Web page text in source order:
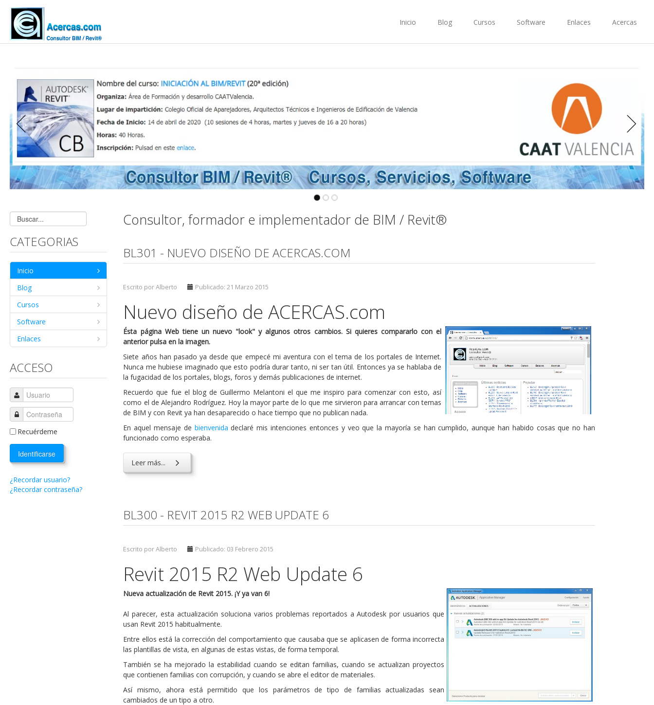
Inicio Blog Cursos Software Enlaces Acercas
CATEGORIAS
Inicio
Blog
Cursos
Software
Enlaces
ACCESO
Recuérdeme
Identificarse
¿Recordar usuario?
¿Recordar contraseña?
Consultor, formador e implementador de BIM / Revit®
BL301 - NUEVO DISEÑO DE ACERCAS.COM
Escrito por Alberto Publicado: 21 Marzo 2015
Nuevo diseño de ACERCAS.com
Ésta página Web tiene un nuevo "look" y algunos otros cambios. Si quieres compararlo con el
anterior pulsa en la imagen.
Siete años han pasado ya desde que empecé mi aventura con el tema de los portales de Internet.
Nunca me hubiese imaginado que esto podría durar tanto, ni ser tan útil. Entonces ya se hablaba de
la fugacidad de los portales, blogs, foros y demás publicaciones de internet.
Recuerdo que fue el blog de Guillermo Melantoni el que me inspiro para comenzar con esto, así
como el de Alejandro Rodríguez. Hoy la mayor parte de lo que me sirvieron para arrancar con temas
de BIM y con Revit ya han desaparecido o hace tiempo que no publican nada.
En aquel mensaje de bienvenida declaré mis intenciones entonces y veo que la mayoría se han cumplido, aunque han habido cosas que no han
funcionado como esperaba.
Leer más...
BL300 - REVIT 2015 R2 WEB UPDATE 6
Escrito por Alberto Publicado: 03 Febrero 2015
Revit 2015 R2 Web Update 6
Nueva actualización de Revit 2015. ¡Y ya van 6!
Al parecer, esta actualización soluciona varios problemas reportados a Autodesk por usuarios que
usan Revit 2015 habitualmente.
Entre ellos está la corrección del comportamiento que causaba que se aplicasen de forma incorrecta
las plantillas de vista, en algunas de estas vistas, de forma temporal.
También se ha mejorado la estabilidad cuando se editan familias, cuando se actualizan proyectos
que contienen familias con corrupción, y cuando se abre el editor de materiales.
Así mismo, ahora está permitido que los parámetros de tipo de familias actualizadas sean
cambiados de un tipo a otro.